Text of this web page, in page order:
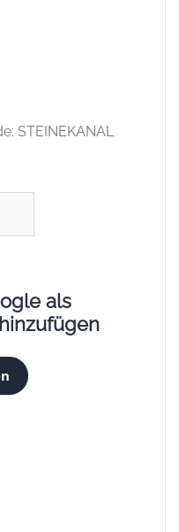
STEINEKANAL
als